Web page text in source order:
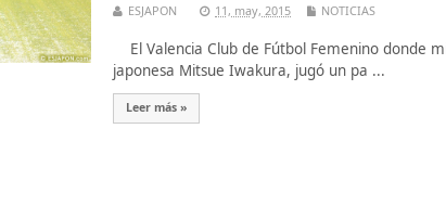
ESJAPON 11, may, 2015 NOTICIAS
El Valencia Club de Fútbol Femenino donde
japonesa Mitsue Iwakura, jugó un pa ...
Leer más »